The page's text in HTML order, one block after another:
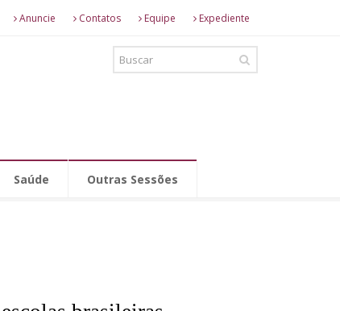
Anuncie Contatos Equipe Expediente
Saúde Outras Sessões